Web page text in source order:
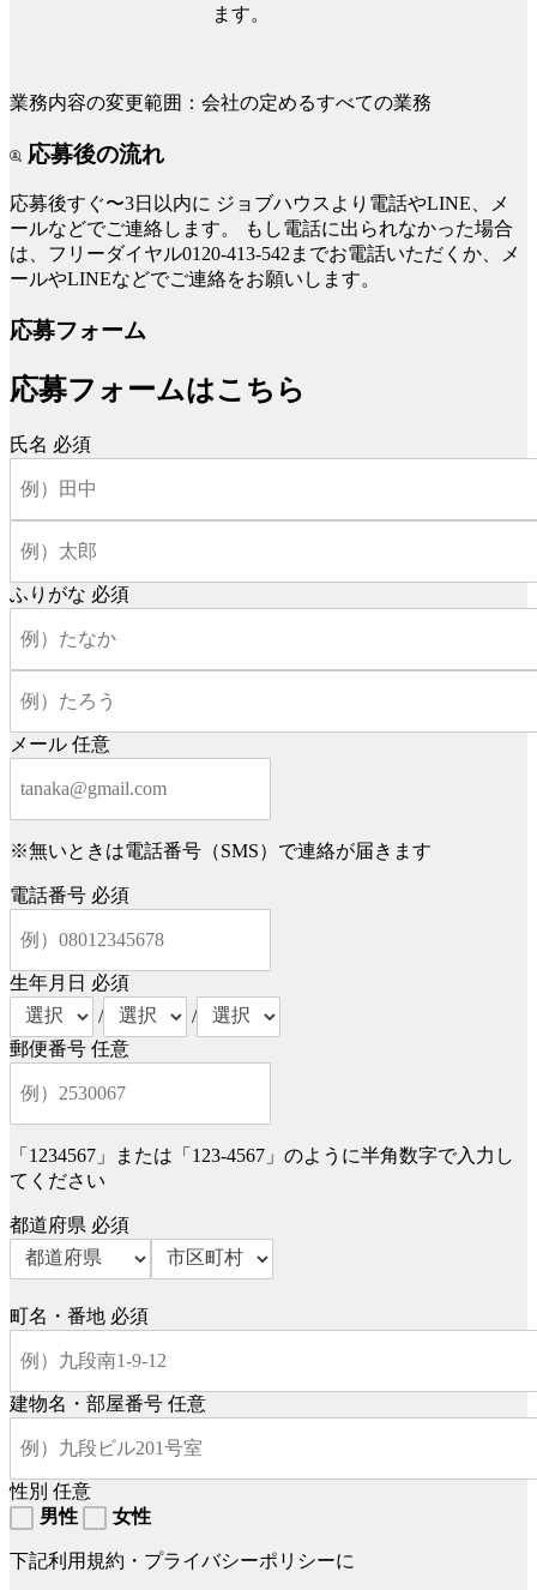
ます。
業務内容の変更範囲：会社の定めるすべての業務
応募後の流れ
応募後すぐ〜3日以内に ジョブハウスより電話やLINE、メ
ールなどでご連絡します。
もし電話に出られなかった場合
は、フリーダイヤル0120-413-542までお電話いただくか、メ
ールやLINEなどでご連絡をお願いします。
応募フォーム
応募フォームはこちら
氏名 必須
ふりがな 必須
メール 任意
※無いときは電話番号（SMS）で連絡が届きます
電話番号 必須
生年月日 必須
/
/
郵便番号 任意
「1234567」または「123-4567」のように半角数字で入力し
てください
都道府県 必須
町名・番地 必須
建物名・部屋番号 任意
性別 任意
男性
女性
下記利用規約・プライバシーポリシーに